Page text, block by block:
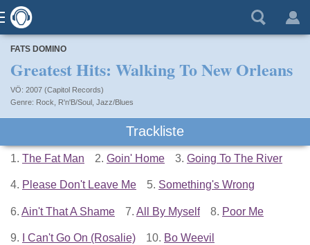
FATS DOMINO
Greatest Hits: Walking To New Orleans
VÖ: 2007 (Capitol Records)
Rock
R'n'B/Soul Jazz/Blues
Trackliste
1. The Fat Man 2. Goin' Home 3. Going To The River
4. Please Don't Leave Me 5. Something's Wrong
6. Ain't That A Shame 7. All By Myself 8. Poor Me
9. I Can't Go On (Rosalie) 10. Bo Weevil